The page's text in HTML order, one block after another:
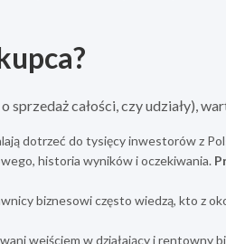
całości, czy udziały),
dotrzeć do tysięcy inwestorów z
historia wyników i oczekiwania.
biznesowi często wiedzą, kto z
wejściem w działający i rentowny